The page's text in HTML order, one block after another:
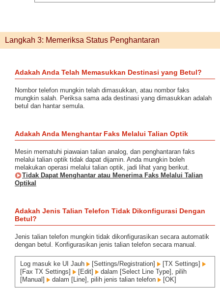
Langkah 3: Memeriksa Status Penghantaran
Adakah Anda Telah Memasukkan Destinasi yang Betul?
Nombor telefon mungkin telah dimasukkan, atau nombor faks
mungkin salah. Periksa sama ada destinasi yang dimasukkan adalah
betul dan hantar semula.
Adakah Anda Menghantar Faks Melalui Talian Optik
Mesin mematuhi piawaian talian analog, dan penghantaran faks
melalui talian optik tidak dapat dijamin. Anda mungkin boleh
melakukan operasi melalui talian optik, jadi lihat yang berikut.
Tidak Dapat Menghantar atau Menerima Faks Melalui Talian
Optikal
Adakah Jenis Talian Telefon Tidak Dikonfigurasi Dengan
Betul?
Jenis talian telefon mungkin tidak dikonfigurasikan secara automatik
dengan betul. Konfigurasikan jenis talian telefon secara manual.
Log masuk ke UI Jauh [Settings/Registration]
[TX Settings]
[Fax TX Settings]
[Edit]
dalam [Select Line Type], pilih
[Manual]
dalam [Line], pilih jenis talian telefon [OK]